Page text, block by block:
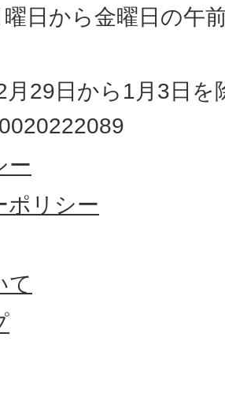
曜日から金曜日の午
月29日から1月3日を
ー
ポリシー
て